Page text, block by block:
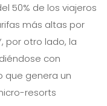
50% de los viajeros
más altas por
por otro lado, la
con
que genera un
resorts